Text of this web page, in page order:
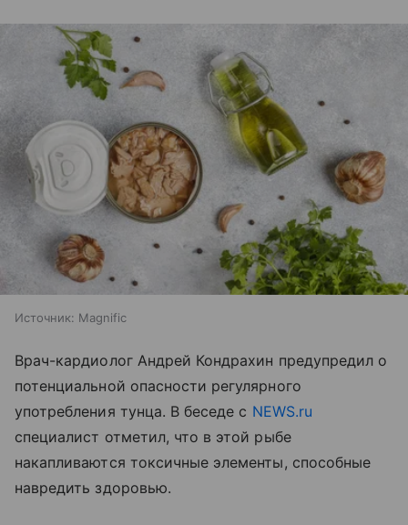
Источник: Magnific
Врач-кардиолог Андрей Кондрахин предупредил о
потенциальной опасности регулярного
употребления тунца. В беседе с NEWS.ru
специалист отметил, что в этой рыбе
накапливаются токсичные элементы, способные
навредить здоровью.